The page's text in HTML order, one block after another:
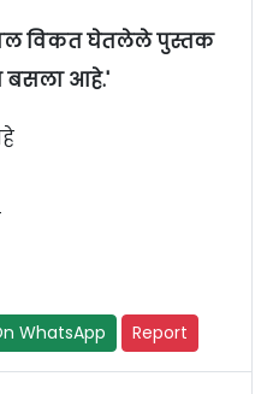
विकत घेतलेले पुस्तक
बसला आहे.'
WhatsApp Report